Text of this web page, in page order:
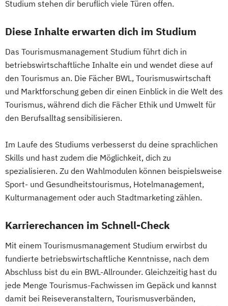
Studium stehen dir beruflich viele Türen offen.
Diese Inhalte erwarten dich im Studium
Das Tourismusmanagement Studium führt dich in
betriebswirtschaftliche Inhalte ein und wendet diese auf
den Tourismus an. Die Fächer BWL, Tourismuswirtschaft
und Marktforschung geben dir einen Einblick in die Welt des
Tourismus, während dich die Fächer Ethik und Umwelt für
den Berufsalltag sensibilisieren.
Im Laufe des Studiums verbesserst du deine sprachlichen
Skills und hast zudem die Möglichkeit, dich zu
spezialisieren. Zu den Wahlmodulen können beispielsweise
Sport- und Gesundheitstourismus, Hotelmanagement,
Kulturmanagement oder auch Stadtmarketing zählen.
Karrierechancen im Schnell-Check
Mit einem Tourismusmanagement Studium erwirbst du
fundierte betriebswirtschaftliche Kenntnisse, nach dem
Abschluss bist du ein BWL-Allrounder. Gleichzeitig hast du
jede Menge Tourismus-Fachwissen im Gepäck und kannst
damit bei Reiseveranstaltern, Tourismusverbänden,